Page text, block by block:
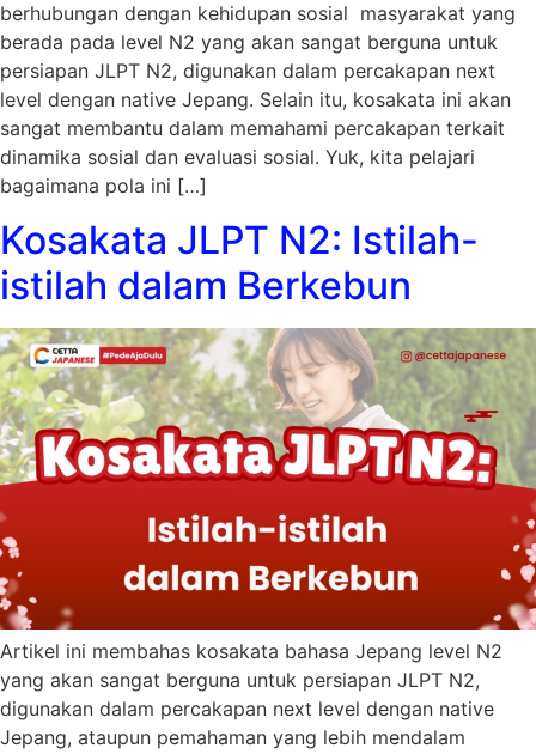
berhubungan dengan kehidupan sosial masyarakat yang
berada pada level N2 yang akan sangat berguna untuk
persiapan JLPT N2, digunakan dalam percakapan next
level dengan native Jepang. Selain itu, kosakata ini akan
sangat membantu dalam memahami percakapan terkait
dinamika sosial dan evaluasi sosial. Yuk, kita pelajari
bagaimana pola ini […]
Kosakata JLPT N2: Istilah-
istilah dalam Berkebun
Artikel ini membahas kosakata bahasa Jepang level N2
yang akan sangat berguna untuk persiapan JLPT N2,
digunakan dalam percakapan next level dengan native
Jepang, ataupun pemahaman yang lebih mendalam